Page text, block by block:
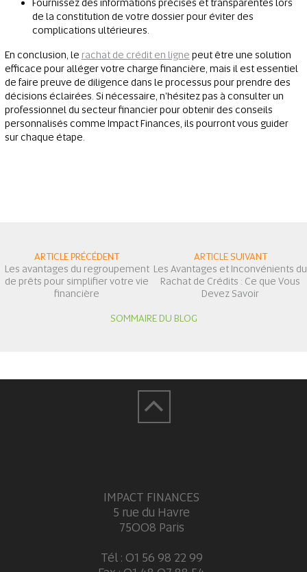
de la constitution de votre dossier pour éviter des
complications ultérieures.
En conclusion, le rachat de crédit en ligne peut être une solution
efficace pour alléger votre charge financière, mais il est essentiel
de faire preuve de diligence dans le processus pour prendre des
décisions éclairées. Si nécessaire, n'hésitez pas à consulter un
professionnel du secteur financier pour obtenir des conseils
personnalisés comme Impact Finances, ils pourront vous guider
sur chaque étape.
ARTICLE PRÉCÉDENT
Les avantages du regroupement
de prêts pour simplifier votre vie
financière
ARTICLE SUIVANT
Les Avantages et Inconvénients du
Rachat de Crédits : Ce que Vous
Devez Savoir
SOMMAIRE DU BLOG
IMPACT FINANCES
5 rue du Havre
75008 Paris
Tél : 01 56 98 22 99